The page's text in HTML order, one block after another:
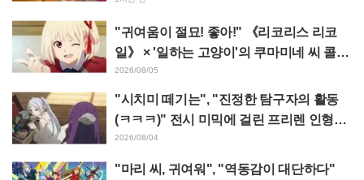
"귀여움이 절묘! 좋아!" 《리코리스 리코
일》 × '일하는 고양이'의 쿠마미네 씨 콜라
보 발표에 "좋아!" 반응 잇따라
2026/08/05
"시치미 떼기는", "진정한 탐구자의 활동
(ㅋㅋㅋ)" 전시 미믹에 걸린 프리렌 인형에
태클 쇄도 《장송의 프리렌》
2026/08/04
"마리 씨, 귀여워", "역동감이 대단하다"